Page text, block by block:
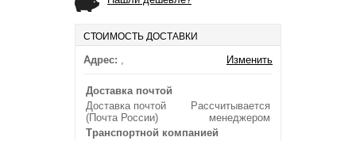
СТОИМОСТЬ ДОСТАВКИ
Адрес: , Изменить
Доставка почтой
Доставка почтой
(Почта России)
Рассчитывается
менеджером
Транспортной компанией